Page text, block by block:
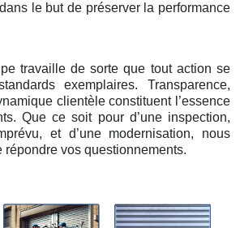
le but de préserver la performance
travaille de sorte que tout action se
exemplaires. Transparence,
clientèle constituent l’essence
Que ce soit pour d’une inspection,
et d’une modernisation, nous
répondre vos questionnements.